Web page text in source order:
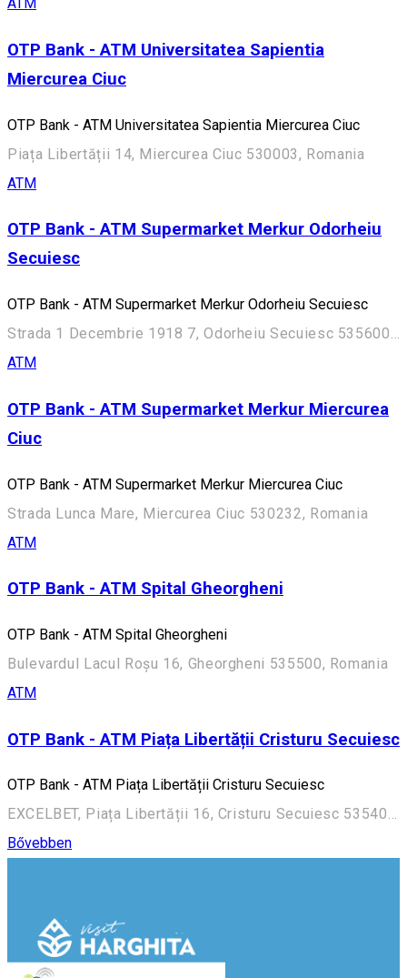
OTP Bank - ATM Universitatea Sapientia
Miercurea Ciuc
OTP Bank - ATM Universitatea Sapientia Miercurea Ciuc
Piața Libertății 14, Miercurea Ciuc 530003, Romania
ATM
OTP Bank - ATM Supermarket Merkur Odorheiu
Secuiesc
OTP Bank - ATM Supermarket Merkur Odorheiu Secuiesc
Strada 1 Decembrie 1918 7, Odorheiu Secuiesc 535600, Romania
ATM
OTP Bank - ATM Supermarket Merkur Miercurea
Ciuc
OTP Bank - ATM Supermarket Merkur Miercurea Ciuc
Strada Lunca Mare, Miercurea Ciuc 530232, Romania
ATM
OTP Bank - ATM Spital Gheorgheni
OTP Bank - ATM Spital Gheorgheni
Bulevardul Lacul Roșu 16, Gheorgheni 535500, Romania
ATM
OTP Bank - ATM Piața Libertății Cristuru Secuiesc
OTP Bank - ATM Piața Libertății Cristuru Secuiesc
EXCELBET, Piața Libertății 16, Cristuru Secuiesc 535400, Romania
Bővebben